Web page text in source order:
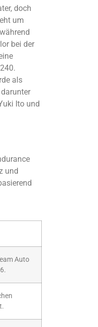
doch
um
bei der
als
Ito und
und
Auto